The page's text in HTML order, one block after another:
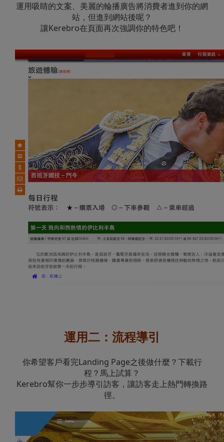
運用吸睛的文案、美麗的輪播廣告將消費者進到你的網
站，但進到網站後呢？
讓Kerebro在頁面再次強調你的特色吧！
運用二：流程導引
你希望客戶看完Landing Page之後做什麼？下載行
程？馬上試算？
Kerebro幫你一步步導引訪客，讓訪客走上熱門轉換路
徑。